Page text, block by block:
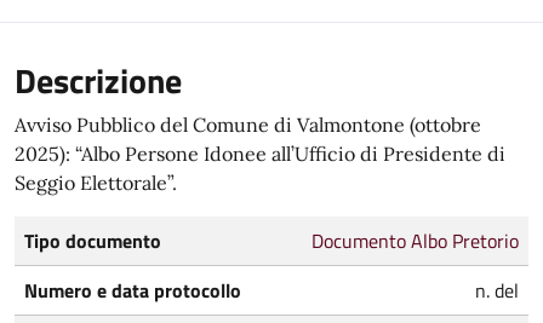
Descrizione
Avviso Pubblico del Comune di Valmontone (ottobre
2025): “Albo Persone Idonee all’Ufficio di Presidente di
Seggio Elettorale”.
Tipo documento
Documento Albo Pretorio
Numero e data protocollo
n. del